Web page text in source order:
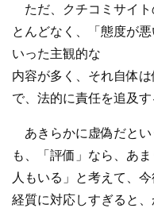
ただ、クチコミサイト
とんどなく、「態度が
いった主観的な
内容が多く、それ自体
で、法的に責任を追及
あきらかに虚偽だとい
も、「評価」なら、あ
人もいる」と考えて、
経質に対応しすぎると